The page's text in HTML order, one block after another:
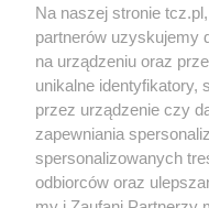
O FIRMIE
REKLAMA
Na naszej stronie
partnerów uzyskujemy
na urządzeniu oraz
unikalne identyfikatory,
przez urządzenie czy
zapewniania
spersonalizowanych
odbiorców oraz